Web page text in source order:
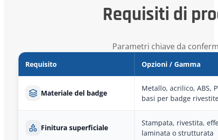
Requisiti di
Parametri chiave da
Requisito Opzioni / Gamma
Materiale del badge
Metallo, acrilico, ABS,
basi per badge
Finitura superficiale
Stampata, rivestita,
laminata o strutturata